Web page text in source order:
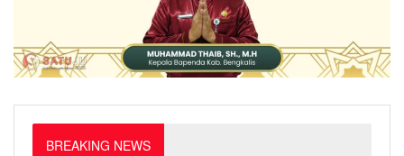
BREAKING NEWS